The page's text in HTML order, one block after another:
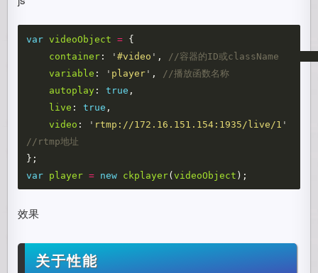
var videoObject = {
container : '#video ' ,
variable : ' player ' ,
autoplay : true ,
live : true ,
video : ' rtmp://172.16.151.154:1935/live/1 '
//rtmp地址
};
var player = new ckplayer(videoObject );
效果
关于性能